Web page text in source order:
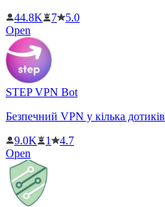
44.8K
7
5.0
Open
STEP VPN Bot
Безпечний VPN у кілька дотиків
9.0K
1
4.7
Open